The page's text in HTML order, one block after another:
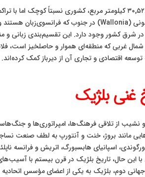
شرق کشور وجود دارد. این تقسیم‌بندی زبانی و
غربی که منطقه‌ای هموار و حاصلخیز است،
اقتصادی و تجاری آن از دیرباز کمک کرده‌اند.
غنی بلژیک
و نشیب از تلاقی فرهنگ‌ها، امپراتوری‌ها و
مانند بروژ، خنت و آنتورپ به لطف صنعت
این حال، تاریخ بلژیک در قرن بیستم با
دوم، بلژیک به یکی از اعضای مؤسس اتحادیه